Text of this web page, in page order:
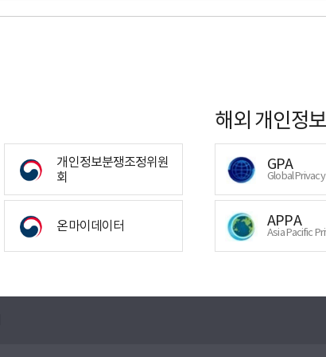
개인정보분쟁조정위원
회
온마이데이터
해외 개인정
GPA
Global
APPA
Asia Pacific